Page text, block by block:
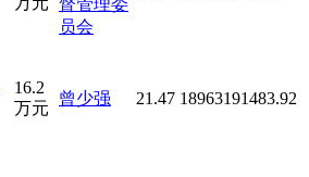
员会
16.2
万元
曾少强 21.47 18963191483.92